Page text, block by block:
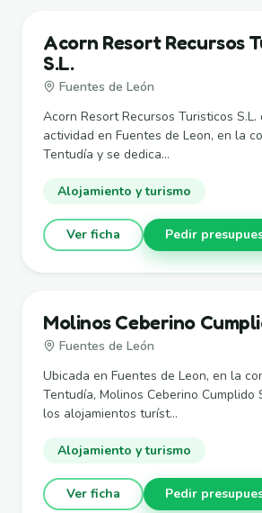
Acorn Resort Recursos
S.L.
Fuentes de León
Acorn Resort Recursos Turisticos
actividad en Fuentes de Leon, en la
Tentudía y se dedica...
Alojamiento y turismo
Ver ficha Pedir
Molinos Ceberino
Fuentes de León
Ubicada en Fuentes de Leon, en la
Tentudía, Molinos Ceberino Cumplido
los alojamientos turíst...
Alojamiento y turismo
Ver ficha Pedir